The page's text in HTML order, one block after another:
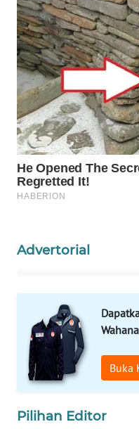
Advertorial
Buka
Pilihan Editor
LISTRIK
MASYARAKAT
KELISTRIKAN
WALINKI
ID
MAWAKA
ID
MARTABAT
PLN
LPKKI
LKKI
KOPEKLIN